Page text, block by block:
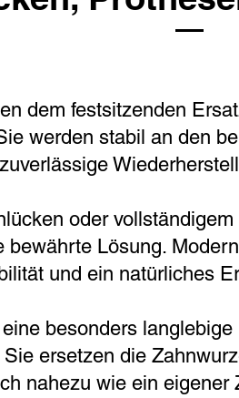
dem festsitzenden
werden stabil an den
oder
bewährte Lösung.
und ein natürliches
besonders
ersetzen die
nahezu wie ein eigener